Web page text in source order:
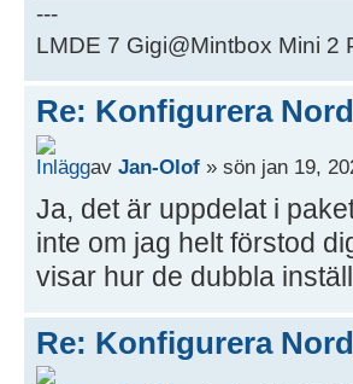
---
LMDE 7 Gigi@Mintbox Mini
Re: Konfigurera
av Jan-Olof » sön jan 19,
Ja, det är uppdelat i
inte om jag helt förstod
visar hur de dubbla
Re: Konfigurera